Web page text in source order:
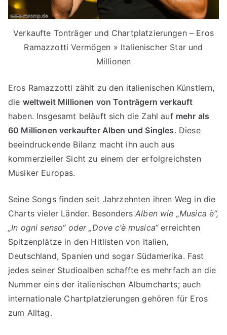
Verkaufte Tonträger und Chartplatzierungen – Eros
Ramazzotti Vermögen » Italienischer Star und
Millionen
Eros Ramazzotti zählt zu den italienischen Künstlern,
die weltweit Millionen von Tonträgern verkauft
haben. Insgesamt beläuft sich die Zahl auf mehr als
60 Millionen verkaufter Alben und Singles. Diese
beeindruckende Bilanz macht ihn auch aus
kommerzieller Sicht zu einem der erfolgreichsten
Musiker Europas.
Seine Songs finden seit Jahrzehnten ihren Weg in die
Charts vieler Länder. BesondersAlben wie „Musica è“,
„In ogni senso“ oder „Dove c’è musica“erreichten
Spitzenplätze in den Hitlisten von Italien,
Deutschland, Spanien und sogar Südamerika. Fast
jedes seiner Studioalben schaffte es mehrfach an die
Nummer eins der italienischen Albumcharts; auch
internationale Chartplatzierungen gehören für Eros
zum Alltag.